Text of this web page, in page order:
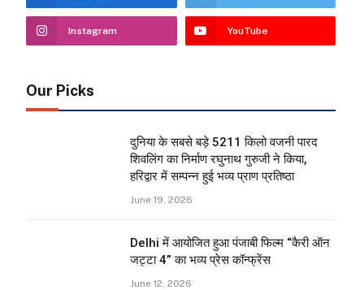
Instagram YouTube
Our Picks
दुनिया के सबसे बड़े 5211 किलो वजनी पारद
शिवलिंग का निर्माण रघुनाथ गुरुजी ने किया,
हरिद्वार में सम्पन्न हुई भव्य प्राण प्रतिष्ठा
June 19, 2026
Delhi में आयोजित हुआ पंजाबी फिल्म “कैरी ऑन
जट्टा 4” का भव्य प्रेस कॉन्फ्रेंस
June 12, 2026